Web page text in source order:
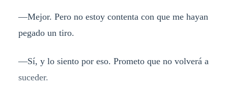
—Mejor. Pero no estoy contenta con que me hayan
pegado un tiro.
—Sí, y lo siento por eso. Prometo que no volverá a
suceder.